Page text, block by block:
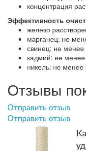
концентрация
Эффективность
железо
марганец: не
свинец: не менее
кадмий: не
никель: не менее
Отзывы
Отправить отзыв
Отправить отзыв